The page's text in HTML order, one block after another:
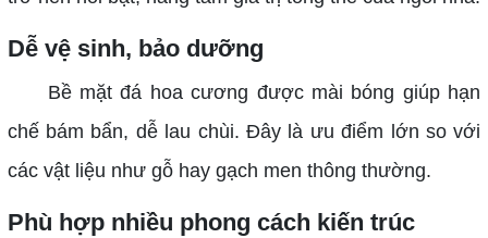
Dễ vệ sinh, bảo dưỡng
Bề mặt đá hoa cương được mài bóng giúp hạn
chế bám bẩn, dễ lau chùi. Đây là ưu điểm lớn so với
các vật liệu như gỗ hay gạch men thông thường.
Phù hợp nhiều phong cách kiến trúc